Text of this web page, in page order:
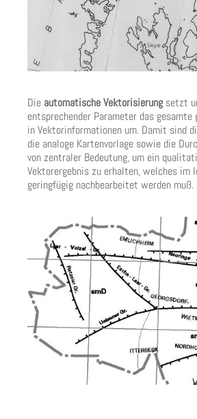
Die automatische Vektorisierung setzt
entsprechender Parameter das
in Vektorinformationen um. Damit sind
die analoge Kartenvorlage sowie die
von zentraler Bedeutung, um ein
Vektorergebnis zu erhalten, welches im
geringfügig nachbearbeitet werden muß.